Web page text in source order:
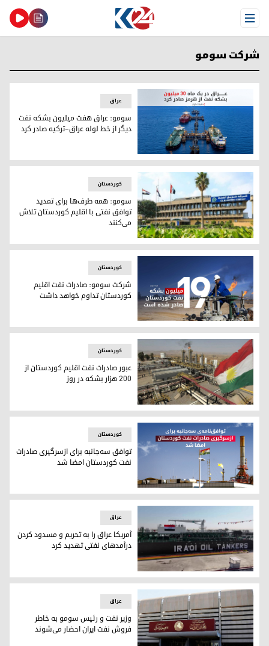
Open Menu
شرکت سومو
سومو: عراق هفت میلیون بشکه نفت دیگر از خط لوله
عراق
سومو: عراق هفت میلیون بشکه نفت
دیگر از خط لوله عراق–ترکیه صادر کرد
سومو: همه طرف‌ها برای تمدید توافق نفتی با اقلیم
کوردستان
سومو: همه طرف‌ها برای تمدید
توافق نفتی با اقلیم کوردستان تلاش
می‌کنند
شرکت سومو: صادرات نفت اقلیم کوردستان تداوم خواهد داشت
کوردستان
شرکت سومو: صادرات نفت اقلیم
کوردستان تداوم خواهد داشت
عبور صادرات نفت اقلیم کوردستان از ۲۰۰ هزار بشکه در روز
کوردستان
عبور صادرات نفت اقلیم کوردستان از
۲۰۰ هزار بشکه در روز
توافق سه‌جانبه برای ازسرگیری صادرات نفت کوردستان امضا شد
کوردستان
توافق سه‌جانبه برای ازسرگیری صادرات
نفت کوردستان امضا شد
آمریکا عراق را به تحریم و مسدود کردن درآمدهای نفتی تهدید
عراق
آمریکا عراق را به تحریم و مسدود کردن
درآمدهای نفتی تهدید کرد
عراق
وزیر نفت و رئیس سومو به خاطر
فروش نفت ایران احضار می‌شوند